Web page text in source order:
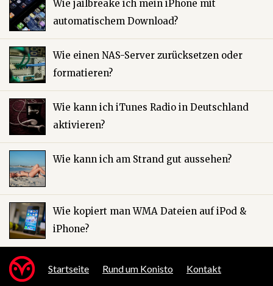
Wie jailbreake ich mein iPhone mit
automatischem Download?
Wie einen NAS-Server zurücksetzen oder
formatieren?
Wie kann ich iTunes Radio in Deutschland
aktivieren?
Wie kann ich am Strand gut aussehen?
Wie kopiert man WMA Dateien auf iPod &
iPhone?
Startseite Rund um Konisto Kontakt